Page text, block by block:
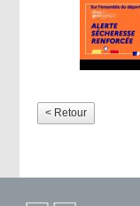
< Retour